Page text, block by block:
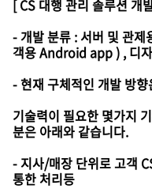
[ CS 대행 관리 솔루션 개
- 개발 분류 : 서버 및 관
객용 Android app ) , 디
- 현재 구체적인 개발 방
기술력이 필요한 몇가지
분은 아래와 같습니다.
- 지사/매장 단위로 고객
통한 처리등